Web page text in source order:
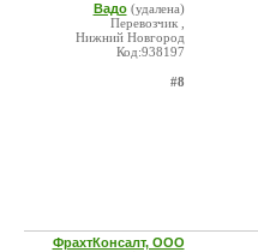
Вадо (удалена)
Перевозчик ,
Нижний Новгород
Код:938197
#8
ФрахтКонсалт, ООО